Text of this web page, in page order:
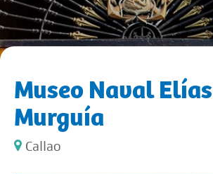
Museo Naval Elías
Murguía
Callao